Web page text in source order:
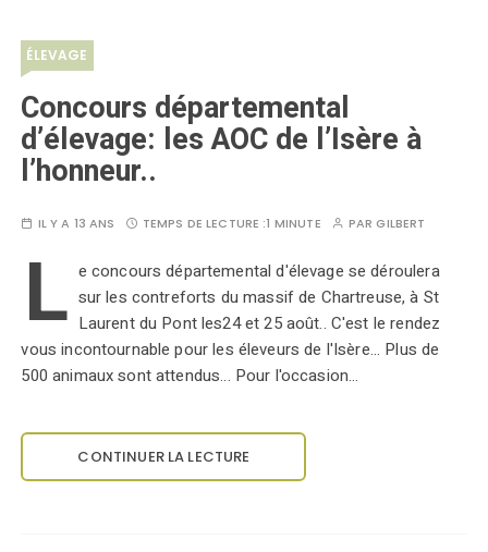
ÉLEVAGE
Concours départemental
d’élevage: les AOC de l’Isère à
l’honneur..
IL Y A 13 ANS TEMPS DE LECTURE :1 MINUTE PARGILBERT
L e concours départemental d'élevage se déroulera
sur les contreforts du massif de Chartreuse, à St
Laurent du Pont les24 et 25 août.. C'est le rendez
vous incontournable pour les éleveurs de l'Isère... Plus de
500 animaux sont attendus... Pour l'occasion…
CONTINUER LA LECTURE